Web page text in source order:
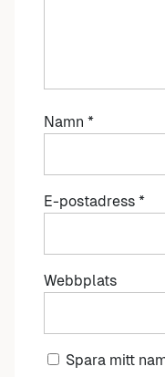
Namn *
E-postadress *
Webbplats
Spara mitt